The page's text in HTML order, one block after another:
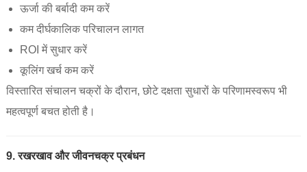
ऊर्जा की बर्बादी कम करें
कम दीर्घकालिक परिचालन लागत
ROI में सुधार करें
कूलिंग खर्च कम करें
विस्तारित संचालन चक्रों के दौरान, छोटे दक्षता सुधारों के परिणामस्वरूप भी
महत्वपूर्ण बचत होती है।
9. रखरखाव और जीवनचक्र प्रबंधन